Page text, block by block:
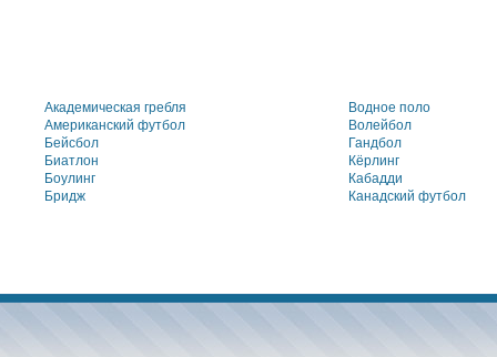
Академическая гребля
Американский футбол
Бейсбол
Биатлон
Боулинг
Бридж
Водное поло
Волейбол
Гандбол
Кёрлинг
Кабадди
Канадский футбол